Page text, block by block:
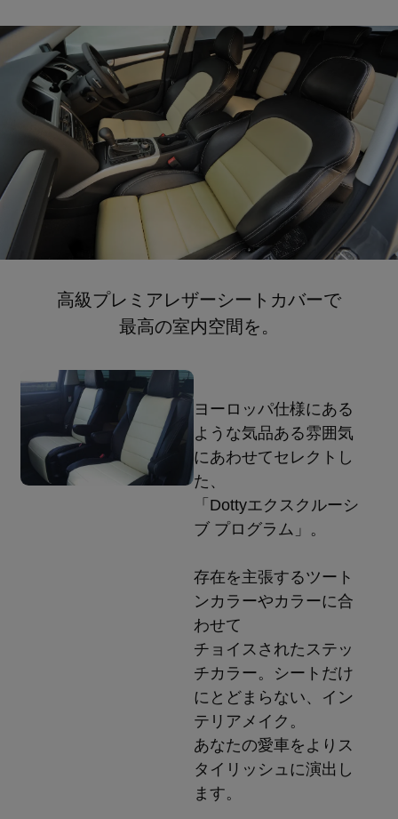
高級プレミアレザーシートカバーで
最高の室内空間を。
ヨーロッパ仕様にある
ような気品ある雰囲気
にあわせてセレクトし
た、
「Dottyエクスクルーシ
ブ プログラム」。
存在を主張するツート
ンカラーやカラーに合
わせて
チョイスされたステッ
チカラー。シートだけ
にとどまらない、イン
テリアメイク。
あなたの愛車をよりス
タイリッシュに演出し
ます。